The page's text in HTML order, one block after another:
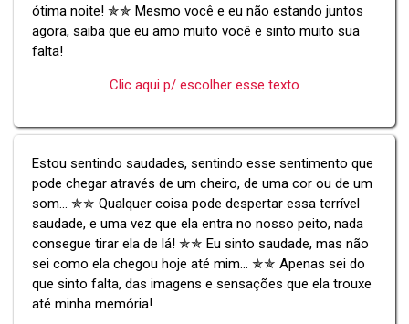
ótima noite! ✯✯ Mesmo você e eu não estando juntos
agora, saiba que eu amo muito você e sinto muito sua
falta!
Clic aqui p/ escolher esse texto
Estou sentindo saudades, sentindo esse sentimento que
pode chegar através de um cheiro, de uma cor ou de um
som... ✯✯ Qualquer coisa pode despertar essa terrível
saudade, e uma vez que ela entra no nosso peito, nada
consegue tirar ela de lá! ✯✯ Eu sinto saudade, mas não
sei como ela chegou hoje até mim... ✯✯ Apenas sei do
que sinto falta, das imagens e sensações que ela trouxe
até minha memória!